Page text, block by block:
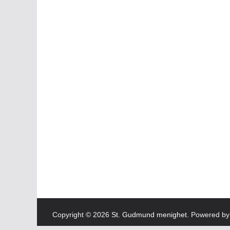
Copyright © 2026 St. Gudmund menighet . Powered by